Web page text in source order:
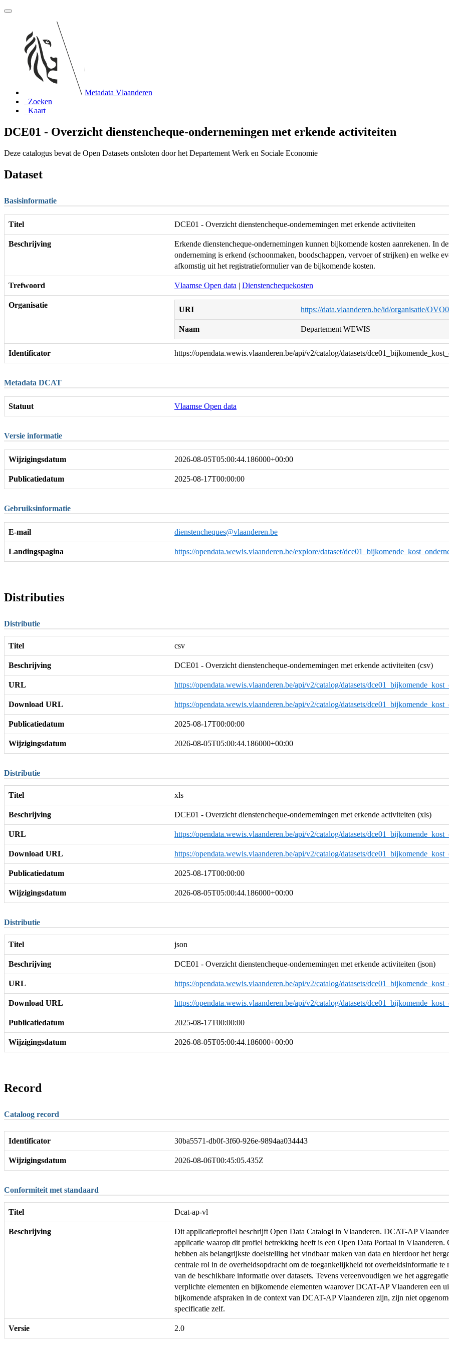
Metadata Vlaanderen
Zoeken
Kaart
DCE01 - Overzicht dienstencheque-ondernemingen met erkende activiteiten
Deze catalogus bevat de Open Datasets ontsloten door het Departement Werk en Sociale Economie
Dataset
Basisinformatie
Titel DCE01 - Overzicht dienstencheque-ondernemingen met erkende activiteiten
Beschrijving
Erkende dienstencheque-ondernemingen kunnen bijkomende kosten aanrekenen. In
onderneming is erkend (schoonmaken, boodschappen, vervoer of strijken) en welke
afkomstig uit het registratieformulier van de bijkomende kosten.
Trefwoord Vlaamse Open data | Dienstenchequekosten
Organisatie
URI https://data.vlaanderen.be/id/organisatie/
Naam Departement WEWIS
Identificator https://opendata.wewis.vlaanderen.be/api/v2/catalog/datasets/
Metadata DCAT
Statuut Vlaamse Open data
Versie informatie
Wijzigingsdatum 2026-08-05T05:00:44.186000+00:00
Publicatiedatum 2025-08-17T00:00:00
Gebruiksinformatie
E-mail dienstencheques@vlaanderen.be
Landingspagina https://opendata.wewis.vlaanderen.be/explore/dataset/
Distributies
Distributie
Titel csv
Beschrijving DCE01 - Overzicht dienstencheque-ondernemingen met erkende activiteiten (csv)
URL https://opendata.wewis.vlaanderen.be/api/v2/catalog/datasets/
Download URL https://opendata.wewis.vlaanderen.be/api/v2/catalog/datasets/
Publicatiedatum 2025-08-17T00:00:00
Wijzigingsdatum 2026-08-05T05:00:44.186000+00:00
Distributie
Titel xls
Beschrijving DCE01 - Overzicht dienstencheque-ondernemingen met erkende activiteiten (xls)
URL https://opendata.wewis.vlaanderen.be/api/v2/catalog/datasets/
Download URL https://opendata.wewis.vlaanderen.be/api/v2/catalog/datasets/
Publicatiedatum 2025-08-17T00:00:00
Wijzigingsdatum 2026-08-05T05:00:44.186000+00:00
Distributie
Titel json
Beschrijving DCE01 - Overzicht dienstencheque-ondernemingen met erkende activiteiten (json)
URL https://opendata.wewis.vlaanderen.be/api/v2/catalog/datasets/
Download URL https://opendata.wewis.vlaanderen.be/api/v2/catalog/datasets/
Publicatiedatum 2025-08-17T00:00:00
Wijzigingsdatum 2026-08-05T05:00:44.186000+00:00
Record
Cataloog record
Identificator 30ba5571-db0f-3f60-926e-9894aa034443
Wijzigingsdatum 2026-08-06T00:45:05.435Z
Conformiteit met standaard
Titel Dcat-ap-vl
Beschrijving
Dit applicatieprofiel beschrijft Open Data Catalogi in Vlaanderen. DCAT-AP
applicatie waarop dit profiel betrekking heeft is een Open Data Portaal in
hebben als belangrijkste doelstelling het vindbaar maken van data en hierdoor het
centrale rol in de overheidsopdracht om de toegankelijkheid tot overheidsinformatie
van de beschikbare informatie over datasets. Tevens vereenvoudigen we het
verplichte elementen en bijkomende elementen waarover DCAT-AP Vlaanderen een
bijkomende afspraken in de context van DCAT-AP Vlaanderen zijn, zijn niet
specificatie zelf.
Versie 2.0